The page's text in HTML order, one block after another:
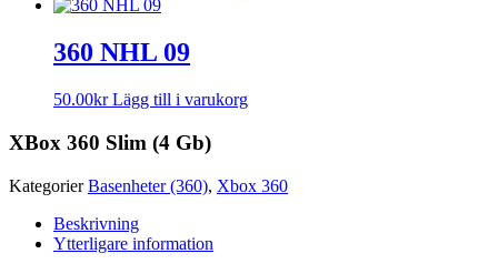
360 NHL 09
50.00kr Lägg till i varukorg
XBox 360 Slim (4 Gb)
Kategorier Basenheter (360), Xbox 360
Beskrivning
Ytterligare information